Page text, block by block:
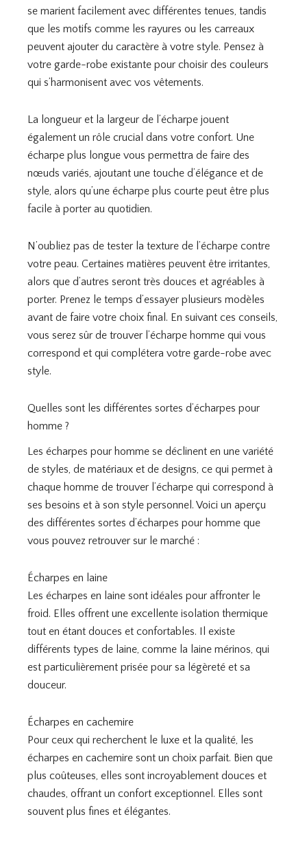
se marient facilement avec différentes tenues, tandis
que les motifs comme les rayures ou les carreaux
peuvent ajouter du caractère à votre style. Pensez à
votre garde-robe existante pour choisir des couleurs
qui s’harmonisent avec vos vêtements.
La longueur et la largeur de l’écharpe jouent
également un rôle crucial dans votre confort. Une
écharpe plus longue vous permettra de faire des
nœuds variés, ajoutant une touche d’élégance et de
style, alors qu’une écharpe plus courte peut être plus
facile à porter au quotidien.
N’oubliez pas de tester la texture de l’écharpe contre
votre peau. Certaines matières peuvent être irritantes,
alors que d’autres seront très douces et agréables à
porter. Prenez le temps d’essayer plusieurs modèles
avant de faire votre choix final. En suivant ces conseils,
vous serez sûr de trouver l’écharpe homme qui vous
correspond et qui complétera votre garde-robe avec
style.
Quelles sont les différentes sortes d’écharpes pour
homme ?
Les écharpes pour homme se déclinent en une variété
de styles, de matériaux et de designs, ce qui permet à
chaque homme de trouver l’écharpe qui correspond à
ses besoins et à son style personnel. Voici un aperçu
des différentes sortes d’écharpes pour homme que
vous pouvez retrouver sur le marché :
Écharpes en laine
Les écharpes en laine sont idéales pour affronter le
froid. Elles offrent une excellente isolation thermique
tout en étant douces et confortables. Il existe
différents types de laine, comme la laine mérinos, qui
est particulièrement prisée pour sa légèreté et sa
douceur.
Écharpes en cachemire
Pour ceux qui recherchent le luxe et la qualité, les
écharpes en cachemire sont un choix parfait. Bien que
plus coûteuses, elles sont incroyablement douces et
chaudes, offrant un confort exceptionnel. Elles sont
souvent plus fines et élégantes.